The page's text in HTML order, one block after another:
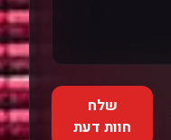
שלח
חוות דעת